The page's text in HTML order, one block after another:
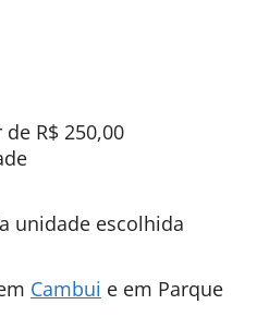
R$ 250,00
unidade escolhida
Cambui e em Parque